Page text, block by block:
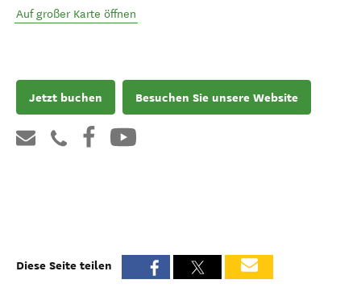
Auf großer Karte öffnen
Jetzt buchen Besuchen Sie unsere Website
Diese Seite teilen